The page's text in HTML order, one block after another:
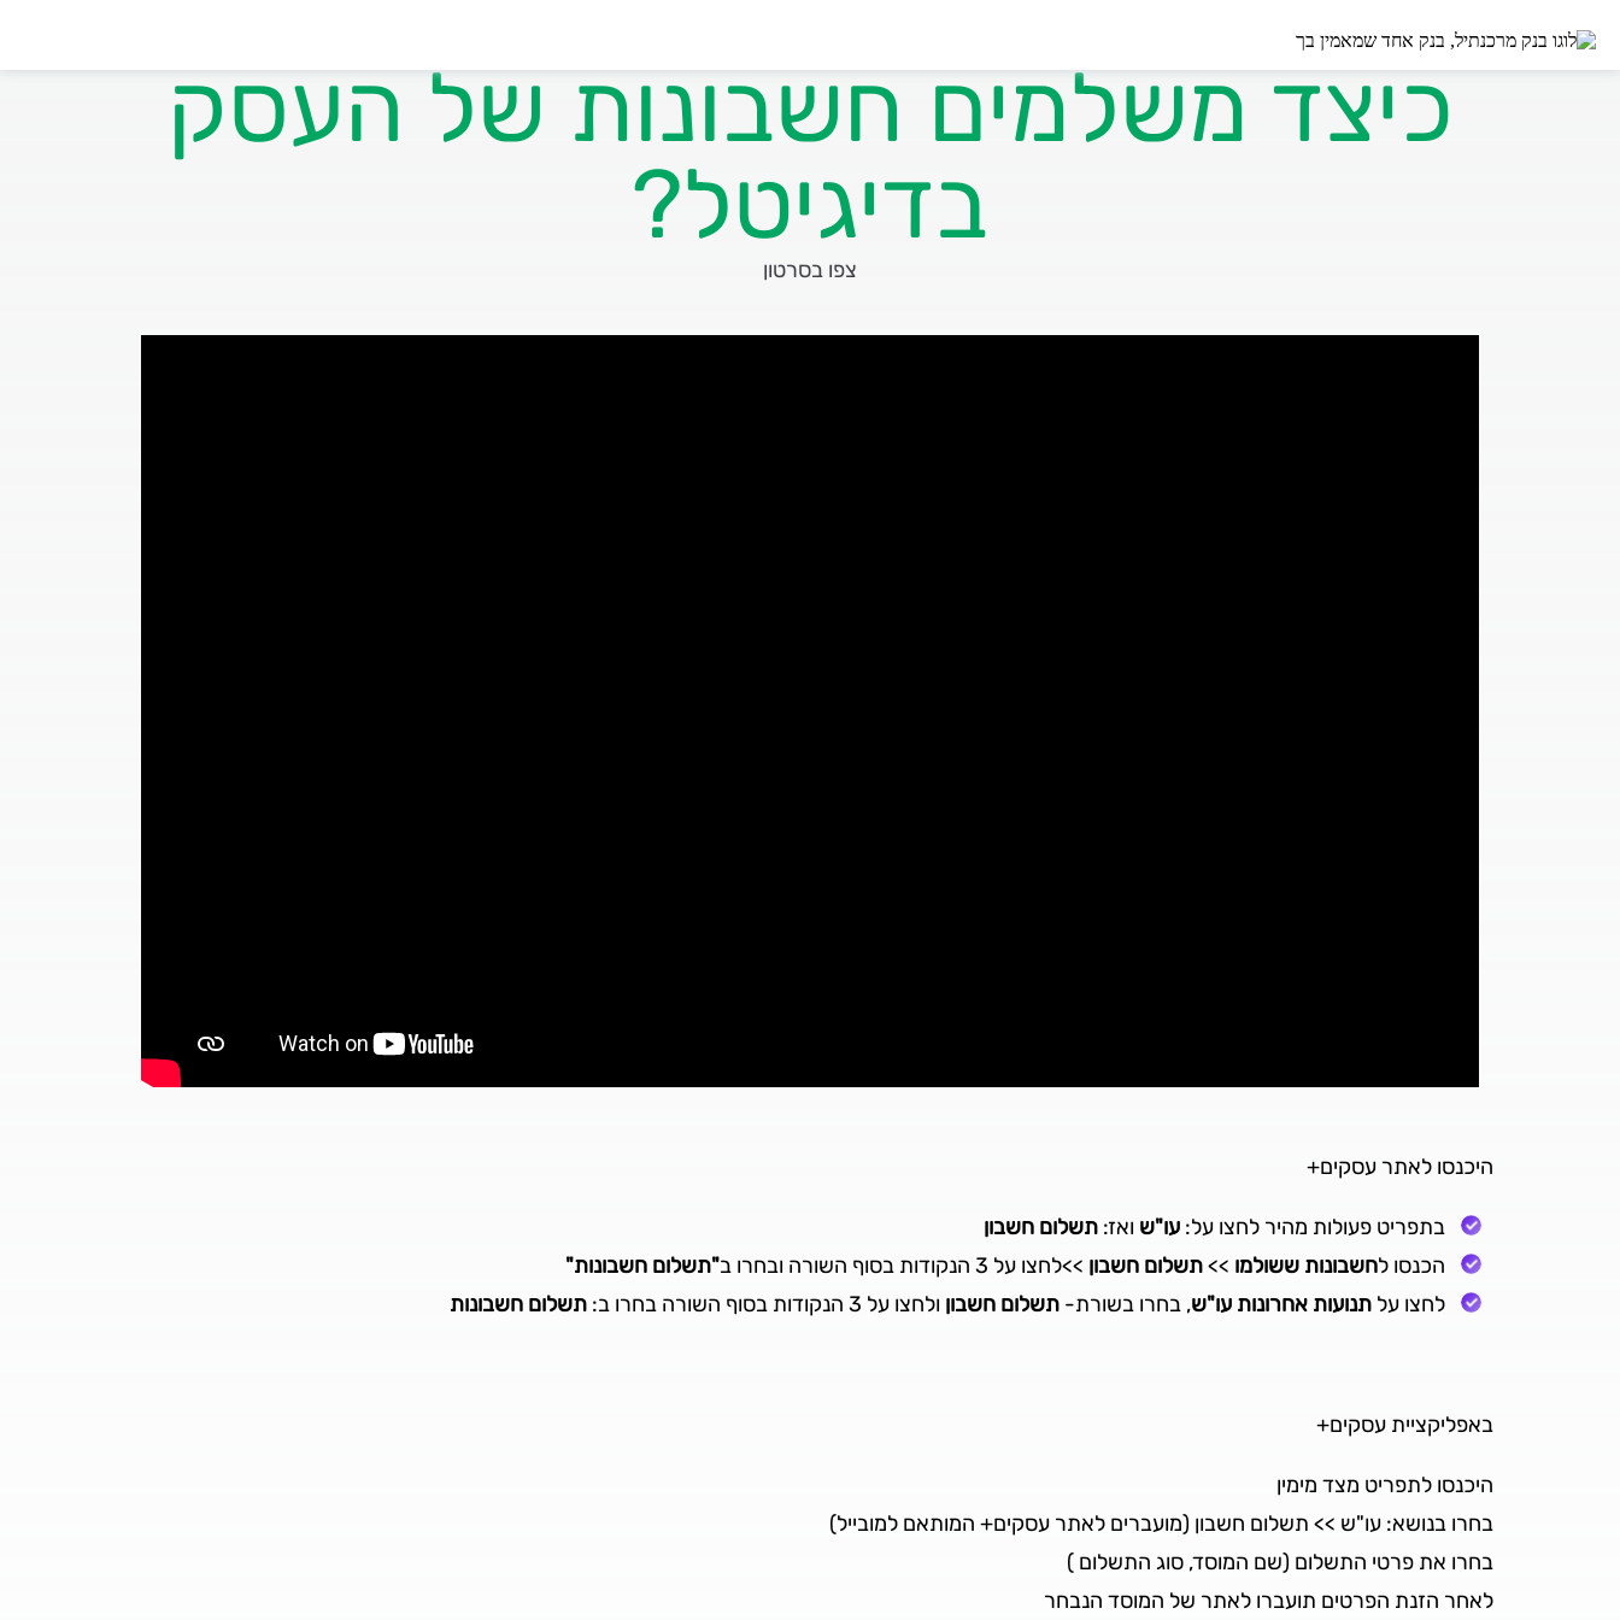
כיצד משלמים חשבונות של העסק
בדיגיטל?
צפו בסרטון
היכנסו לאתר עסקים+
בתפריט פעולות מהיר לחצו על: עו"ש ואז: תשלום חשבון
הכנסו לחשבונות ששולמו >>תשלום חשבון >>לחצו על 3 הנקודות בסוף השורה ובחרו ב
"תשלום חשבונות"
לחצו על תנועות אחרונות עו"ש, בחרו בשורת- תשלום חשבון ולחצו על 3 הנקודות בסוף השורה בחרו ב: תשלום חשבונות
באפליקציית עסקים+
היכנסו לתפריט מצד מימין
בחרו בנושא: עו"ש >> תשלום חשבון (מועברים לאתר עסקים+ המותאם למובייל)
בחרו את פרטי התשלום (שם המוסד, סוג התשלום )
לאחר הזנת הפרטים תועברו לאתר של המוסד הנבחר